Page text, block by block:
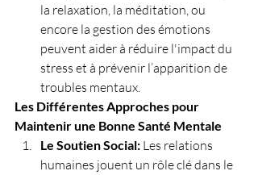
la relaxation, la méditation, ou
encore la gestion des émotions
peuvent aider à réduire l'impact du
stress et à prévenir l’apparition de
troubles mentaux.
Les Différentes Approches pour
Maintenir une Bonne Santé Mentale
Le Soutien Social: Les relations
humaines jouent un rôle clé dans le